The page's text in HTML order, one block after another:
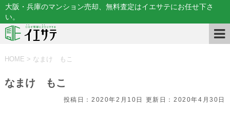
大阪・兵庫のマンション売却、無料査定はイエサテにお任せ下さ
い。
HOME > なまけ もこ
なまけ もこ
投稿日：2020年2月10日 更新日：2020年4月30日